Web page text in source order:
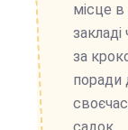
місце
за
поради